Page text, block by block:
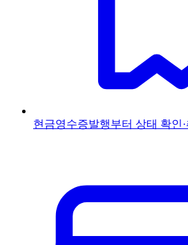
현금영수증발행부터 상태 확인·